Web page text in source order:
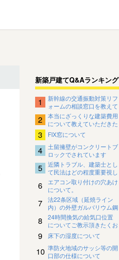
新築戸建てQ&Aランキング
1
新幹線の交通振動対策リフ
ォームの相談窓口を教えて
ください。
2
本当にざっくりな建築費用
について教えていただきた
いです
3 FIX窓について
4
土留擁壁がコンクリートブ
ロックでされています
5
近隣トラブル、建築士とし
て民法はどの程度重要視し
ているのですか？
6
エアコン取り付けの穴あけ
について。
7
法22条区域（延焼ライン
内）の外壁ガルバリウム鋼
板の下地について
8
24時間換気の給気口位置
についてご教示頂きたくお
願い致します。
9 床下の湿度について
10 準防火地域のサッシ等の開
口部の仕様について